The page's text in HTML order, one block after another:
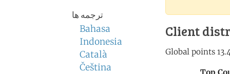
ترجمه ها
Bahasa
Indonesia
Català
Čeština
Client